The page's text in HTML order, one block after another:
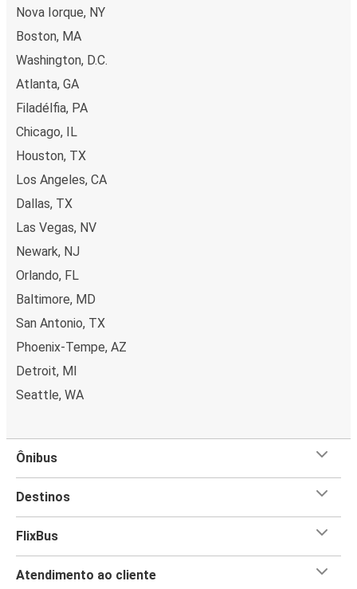
Nova Iorque, NY
Boston, MA
Washington, D.C.
Atlanta, GA
Filadélfia, PA
Chicago, IL
Houston, TX
Los Angeles, CA
Dallas, TX
Las Vegas, NV
Newark, NJ
Orlando, FL
Baltimore, MD
San Antonio, TX
Phoenix-Tempe, AZ
Detroit, MI
Seattle, WA
Ônibus
Destinos
FlixBus
Atendimento ao cliente